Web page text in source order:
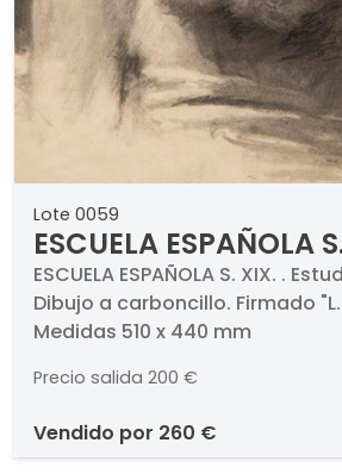
Lote 0059
ESCUELA ESPAÑOLA
Estudio de anciano
ESCUELA ESPAÑOLA S. XIX. .
Dibujo a carboncillo. Firmado
Medidas 510 x 440 mm
Precio salida 200 €
vendido por 260 €